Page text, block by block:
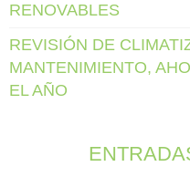
RENOVABLES
REVISIÓN DE
MANTENIMIENTO,
EL AÑO